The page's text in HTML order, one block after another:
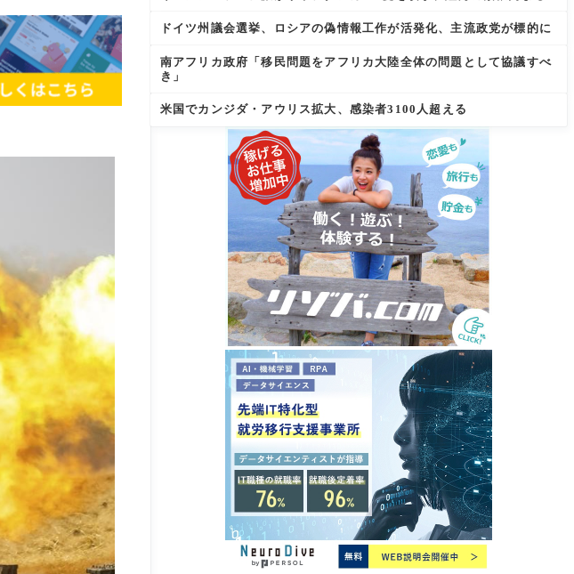
ドイツ州議会選挙、ロシアの偽情報工作が活発化、主流政党が標的に
南アフリカ政府「移民問題をアフリカ大陸全体の問題として協議すべ
き」
米国でカンジダ・アウリス拡大、感染者3100人超える